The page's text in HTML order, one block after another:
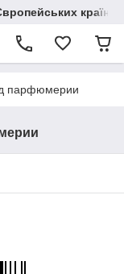
країн
парфюмерии